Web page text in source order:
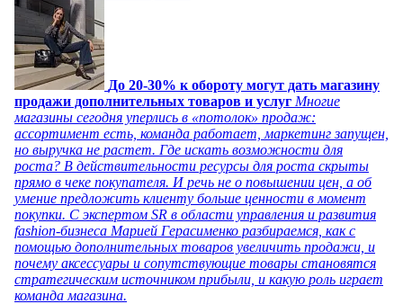
До 20-30% к обороту могут дать магазину
продажи дополнительных товаров и услуг Многие
магазины сегодня уперлись в «потолок» продаж:
ассортимент есть, команда работает, маркетинг запущен,
но выручка не растет. Где искать возможности для
роста? В действительности ресурсы для роста скрыты
прямо в чеке покупателя. И речь не о повышении цен, а об
умение предложить клиенту больше ценности в момент
покупки. С экспертом SR в области управления и развития
fashion-бизнеса Марией Герасименко разбираемся, как с
помощью дополнительных товаров увеличить продажи, и
почему аксессуары и сопутствующие товары становятся
стратегическим источником прибыли, и какую роль играет
команда магазина.